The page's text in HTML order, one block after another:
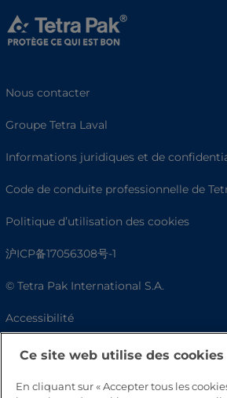
Nous contacter
Groupe Tetra Laval
Informations juridiques et de
Code de conduite professionnelle de
Politique d’utilisation des cookies
沪ICP备17056308号-1
© Tetra Pak International S.A.
Accessibilité
FAQCe site web utilise des cookies
En cliquant sur « Accepter tous les